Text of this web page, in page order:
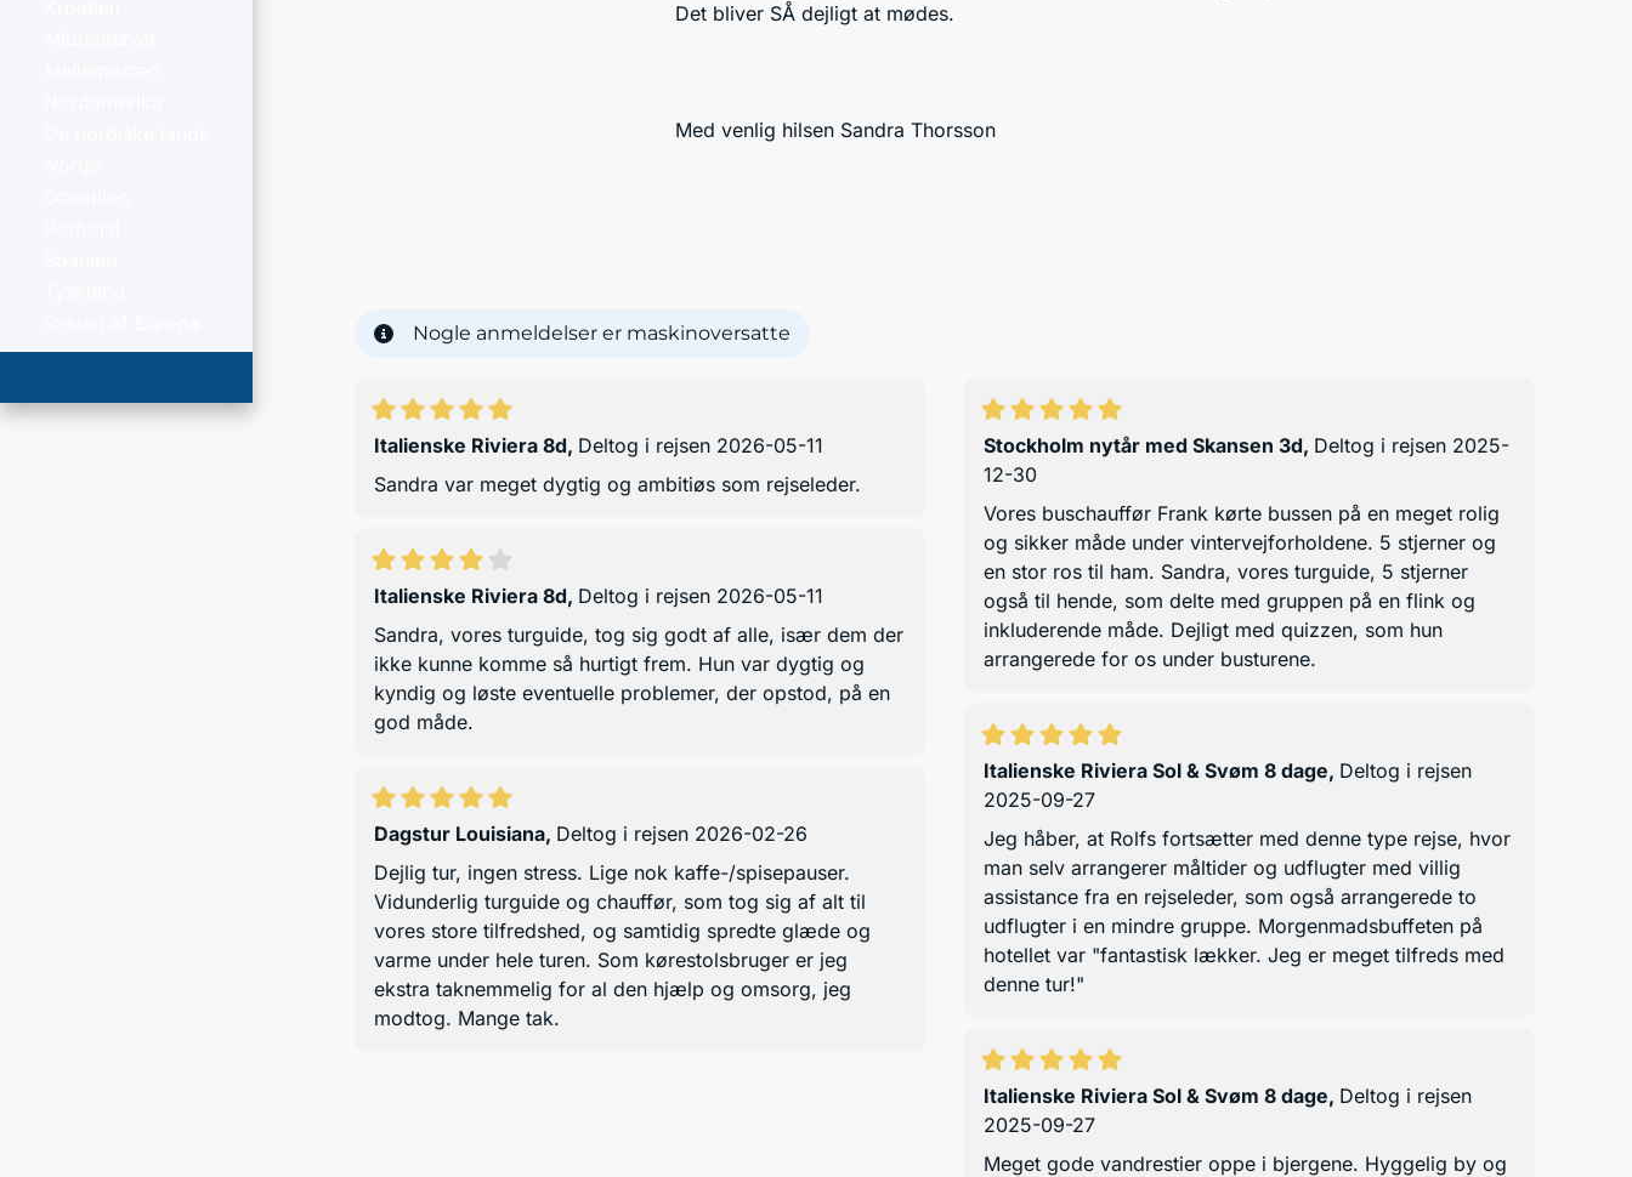
Det bliver SÅ dejligt at mødes.
Med venlig hilsen Sandra Thorsson
Nogle anmeldelser er maskinoversatte
Italienske Riviera 8d, Deltog i rejsen 2026-05-11
Sandra var meget dygtig og ambitiøs som rejseleder.
Italienske Riviera 8d, Deltog i rejsen 2026-05-11
Sandra, vores turguide, tog sig godt af alle, især dem der
ikke kunne komme så hurtigt frem. Hun var dygtig og
kyndig og løste eventuelle problemer, der opstod, på en
god måde.
Dagstur Louisiana, Deltog i rejsen 2026-02-26
Dejlig tur, ingen stress. Lige nok kaffe-/spisepauser.
Vidunderlig turguide og chauffør, som tog sig af alt til
vores store tilfredshed, og samtidig spredte glæde og
varme under hele turen. Som kørestolsbruger er jeg
ekstra taknemmelig for al den hjælp og omsorg, jeg
modtog. Mange tak.
Stockholm nytår med Skansen 3d, Deltog i rejsen 2025-
12-30
Vores buschauffør Frank kørte bussen på en meget rolig
og sikker måde under vintervejforholdene. 5 stjerner og
en stor ros til ham. Sandra, vores turguide, 5 stjerner
også til hende, som delte med gruppen på en flink og
inkluderende måde. Dejligt med quizzen, som hun
arrangerede for os under busturene.
Italienske Riviera Sol & Svøm 8 dage, Deltog i rejsen
2025-09-27
Jeg håber, at Rolfs fortsætter med denne type rejse, hvor
man selv arrangerer måltider og udflugter med villig
assistance fra en rejseleder, som også arrangerede to
udflugter i en mindre gruppe. Morgenmadsbuffeten på
hotellet var "fantastisk lækker. Jeg er meget tilfreds med
denne tur!"
Italienske Riviera Sol & Svøm 8 dage, Deltog i rejsen
2025-09-27
Meget gode vandrestier oppe i bjergene. Hyggelig by og